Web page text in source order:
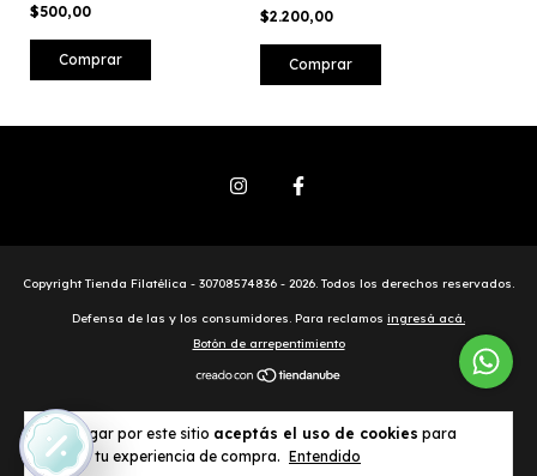
Al navegar por este sitio aceptás el uso de cookies para
agilizar tu experiencia de compra. Entendido
$500,00
$2.200,00
Copyright Tienda Filatélica - 30708574836 - 2026. Todos los derechos reservados.
Defensa de las y los consumidores. Para reclamos ingresá acá.
Botón de arrepentimiento